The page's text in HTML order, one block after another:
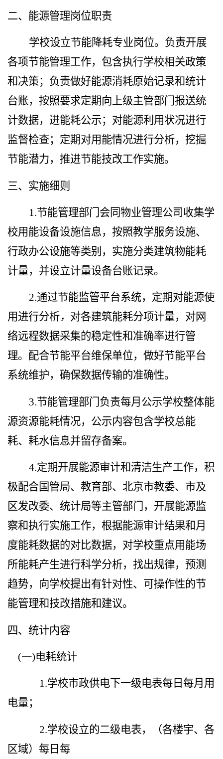
二、能源管理岗位职责
学校设立节能降耗专业岗位。负责开展
各项节能管理工作，包含执行学校相关政策
和决策；负责做好能源消耗原始记录和统计
台账，按照要求定期向上级主管部门报送统
计数据，进能耗公示；对能源利用状况进行
监督检查；定期对用能情况进行分析，挖掘
节能潜力，推进节能技改工作实施。
三、实施细则
1.节能管理部门会同物业管理公司收集学
校用能设备设施信息，按照教学服务设施、
行政办公设施等类别，实施分类建筑物能耗
计量，并设立计量设备台账记录。
2.通过节能监管平台系统，定期对能源使
用进行分析， 对各建筑能耗分项计量，对网
络远程数据采集的稳定性和准确率进行管
理。配合节能平台维保单位，做好节能平台
系统维护，确保数据传输的准确性。
3.节能管理部门负责每月公示学校整体能
源资源能耗情况，公示内容包含学校总能
耗、耗水信息并留存备案。
4.定期开展能源审计和清洁生产工作，积
极配合国管局、教育部、北京市教委、市及
区发改委、统计局等主管部门，开展能源监
察和执行实施工作，根据能源审计结果和月
度能耗数据的对比数据，对学校重点用能场
所能耗产生进行科学分析，找出规律，预测
趋势，向学校提出有针对性、可操作性的节
能管理和技改措施和建议。
四、统计内容
(一)电耗统计
1.学校市政供电下一级电表每日每月用
电量；
2.学校设立的二级电表，（各楼宇、各
区域）每日每